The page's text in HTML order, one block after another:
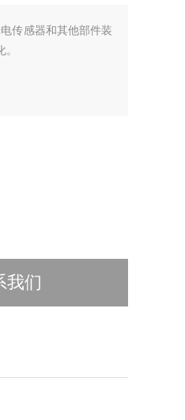
传感器和其他部件装
我们